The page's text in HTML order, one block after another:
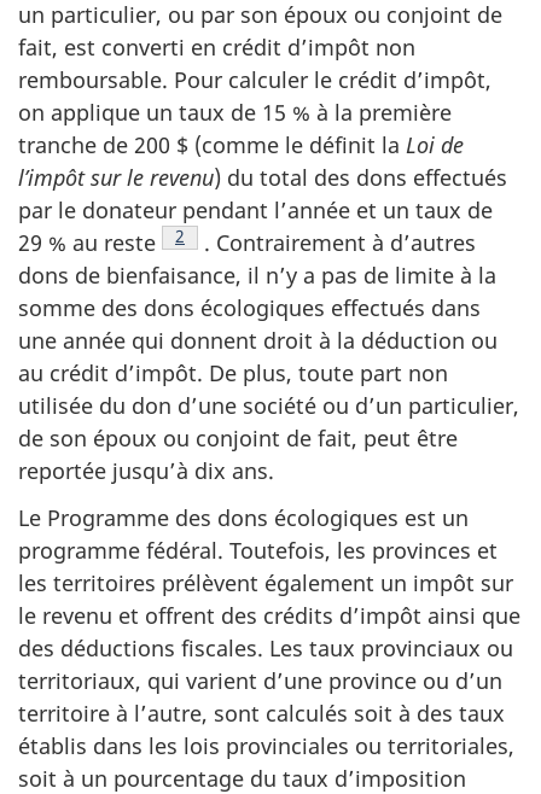
un particulier, ou par son époux ou conjoint de
fait, est converti en crédit d’impôt non
remboursable. Pour calculer le crédit d’impôt,
on applique un taux de 15 % à la première
tranche de 200 $ (comme le définit la Loi de
l’impôt sur le revenu) du total des dons effectués
par le donateur pendant l’année et un taux de
29 % au reste
Note de bas de page
2
. Contrairement à d’autres
dons de bienfaisance, il n’y a pas de limite à la
somme des dons écologiques effectués dans
une année qui donnent droit à la déduction ou
au crédit d’impôt. De plus, toute part non
utilisée du don d’une société ou d’un particulier,
de son époux ou conjoint de fait, peut être
reportée jusqu’à dix ans.
Le Programme des dons écologiques est un
programme fédéral. Toutefois, les provinces et
les territoires prélèvent également un impôt sur
le revenu et offrent des crédits d’impôt ainsi que
des déductions fiscales. Les taux provinciaux ou
territoriaux, qui varient d’une province ou d’un
territoire à l’autre, sont calculés soit à des taux
établis dans les lois provinciales ou territoriales,
soit à un pourcentage du taux d’imposition